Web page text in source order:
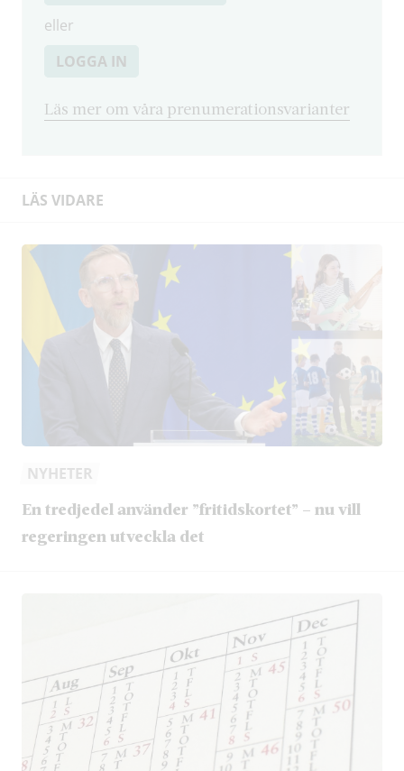
eller
LOGGA IN
Läs mer om våra prenumerationsvarianter
LÄS VIDARE
NYHETER
En tredjedel använder ”fritidskortet” – nu vill
regeringen utveckla det